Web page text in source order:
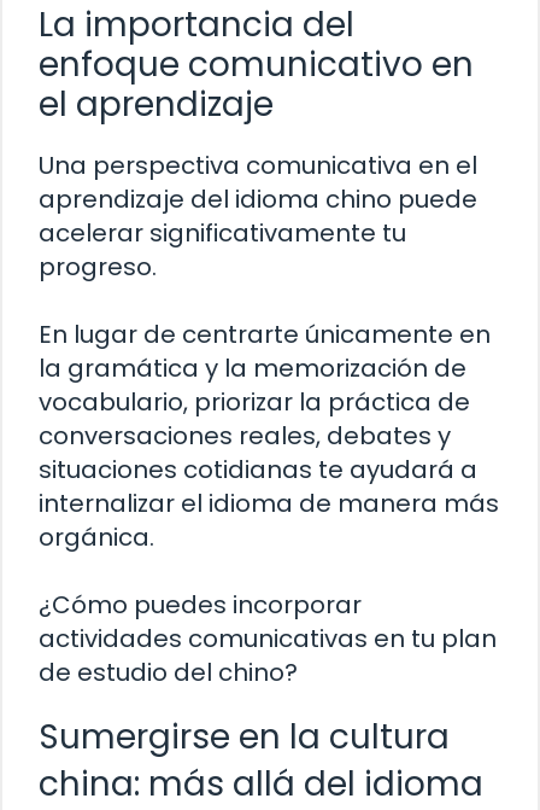
La importancia del
enfoque comunicativo en
el aprendizaje
Una perspectiva comunicativa en el
aprendizaje del idioma chino puede
acelerar significativamente tu
progreso.
En lugar de centrarte únicamente en
la gramática y la memorización de
vocabulario, priorizar la práctica de
conversaciones reales, debates y
situaciones cotidianas te ayudará a
internalizar el idioma de manera más
orgánica.
¿Cómo puedes incorporar
actividades comunicativas en tu plan
de estudio del chino?
Sumergirse en la cultura
china: más allá del idioma